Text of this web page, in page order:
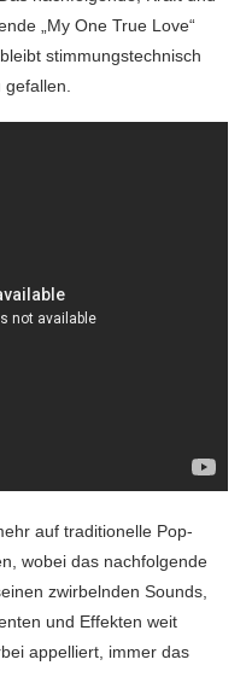
„My One True Love“
stimmungstechnisch
gefallen.
auf traditionelle Pop-
wobei das nachfolgende
zwirbelnden Sounds,
und Effekten weit
appelliert, immer das